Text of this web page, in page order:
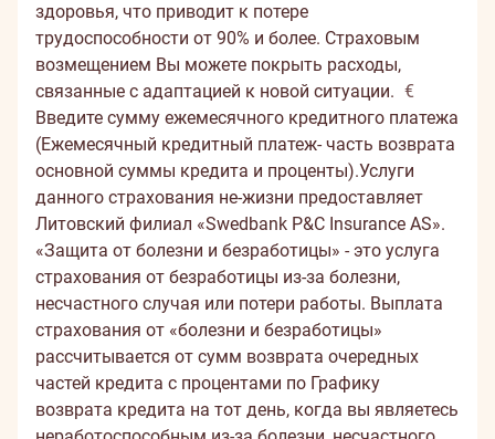
здоровья, что приводит к потере
трудоспособности от 90% и более. Страховым
возмещением Вы можете покрыть расходы,
связанные с адаптацией к новой ситуации. €
Введите сумму ежемесячного кредитнoгo платежa
(Ежемесячный кредитный платеж- часть возврата
основной суммы кредита и проценты).Услуги
данного страхования не-жизни предоставляет
Литовский филиал «Swedbank P&C Insurance AS».
«Защита от болезни и безработицы» - это услуга
страхования от безработицы из-за болезни,
несчастного случая или потери работы. Выплата
страхования от «болезни и безработицы»
рассчитывается от сумм возврата очередных
частей кредита с процентами по Графику
возврата кредита на тот день, когда вы являетесь